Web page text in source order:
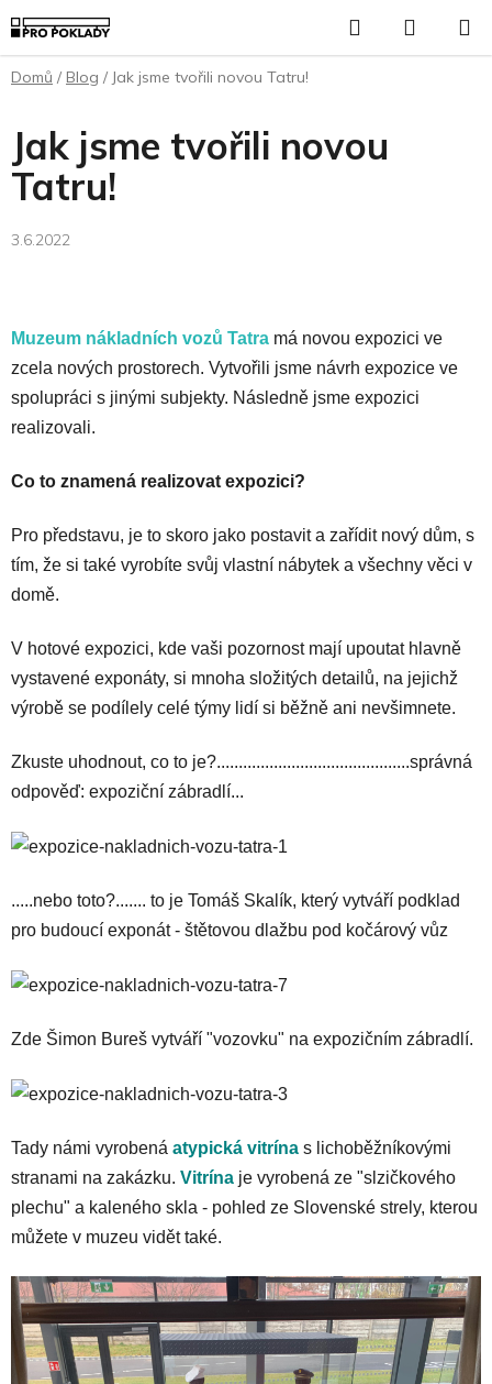
na
obsah
Hledat
KOŠÍK
Domů / Blog / Jak jsme tvořili novou Tatru!
Jak jsme tvořili novou
Tatru!
3.6.2022
Muzeum nákladních vozů Tatra má novou expozici ve
zcela nových prostorech. Vytvořili jsme návrh expozice ve
spolupráci s jinými subjekty. Následně jsme expozici
realizovali.
Co to znamená realizovat expozici?
Pro představu, je to skoro jako postavit a zařídit nový dům, s
tím, že si také vyrobíte svůj vlastní nábytek a všechny věci v
domě.
V hotové expozici, kde vaši pozornost mají upoutat hlavně
vystavené exponáty, si mnoha složitých detailů, na jejichž
výrobě se podílely celé týmy lidí si běžně ani nevšimnete.
Zkuste uhodnout, co to je?............................................správná
odpověď: expoziční zábradlí...
.....nebo toto?....... to je Tomáš Skalík, který vytváří podklad
pro budoucí exponát - štětovou dlažbu pod kočárový vůz
Zde Šimon Bureš vytváří "vozovku" na expozičním zábradlí.
Tady námi vyrobená atypická vitrína s lichoběžníkovými
stranami na zakázku. Vitrína je vyrobená ze "slzičkového
plechu" a kaleného skla - pohled ze Slovenské strely, kterou
můžete v muzeu vidět také.